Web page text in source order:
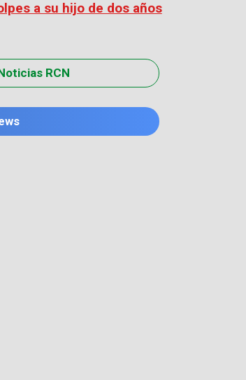
a su hijo de dos años
RCN